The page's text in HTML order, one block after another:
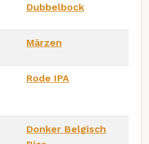
Dubbelbock
Märzen
Rode IPA
Donker Belgisch